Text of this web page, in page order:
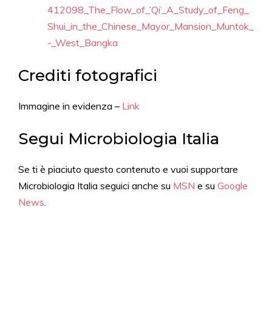
412098_The_Flow_of_’Qi’_A_Study_of_Feng_
Shui_in_the_Chinese_Mayor_Mansion_Muntok_
-_West_Bangka
Crediti fotografici
Immagine in evidenza – Link
Segui Microbiologia Italia
Se ti è piaciuto questo contenuto e vuoi supportare
Microbiologia Italia seguici anche su MSN e su Google
News.